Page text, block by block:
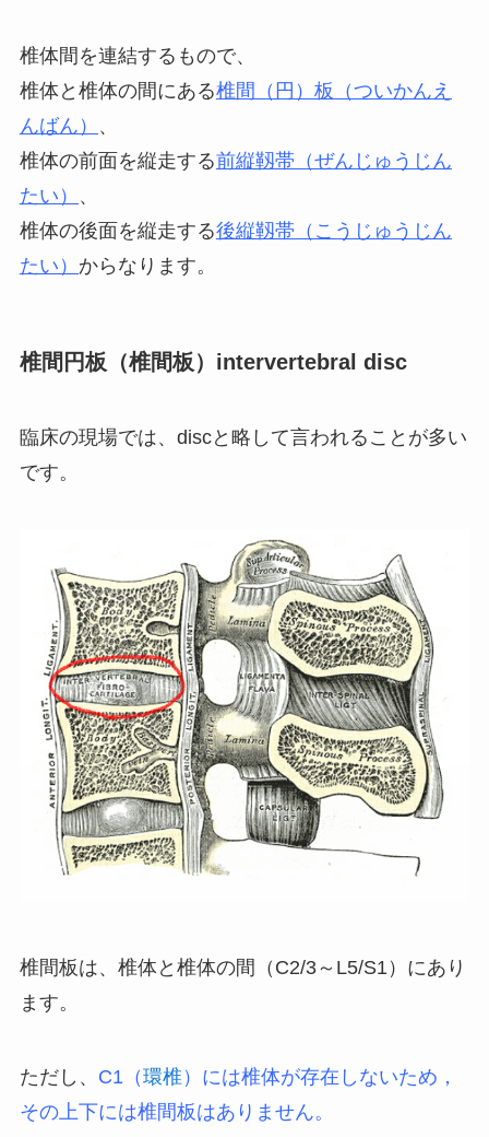
椎体間を連結するもので、
椎体と椎体の間にある椎間（円）板（ついかんえ
んばん）
、
椎体の前面を縦走する前縦靱帯（ぜんじゅうじん
たい）
、
椎体の後面を縦走する後縦靱帯（こうじゅうじん
たい） からなります。
椎間円板（椎間板）intervertebral disc
臨床の現場では、discと略して言われることが多い
です。
椎間板は、椎体と椎体の間（C2/3～L5/S1）にあり
ます。
ただし、 C1（環椎）には椎体が存在しないため，
その上下には椎間板はありません。